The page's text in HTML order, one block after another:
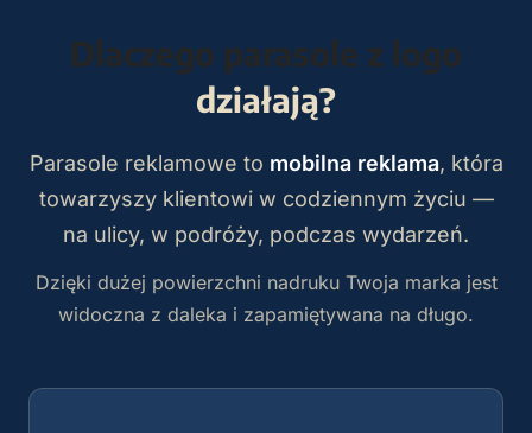
Dlaczego parasole z logo
działają?
Parasole reklamowe to mobilna reklama, która
towarzyszy klientowi w codziennym życiu —
na ulicy, w podróży, podczas wydarzeń.
Dzięki dużej powierzchni nadruku Twoja marka jest
widoczna z daleka i zapamiętywana na długo.